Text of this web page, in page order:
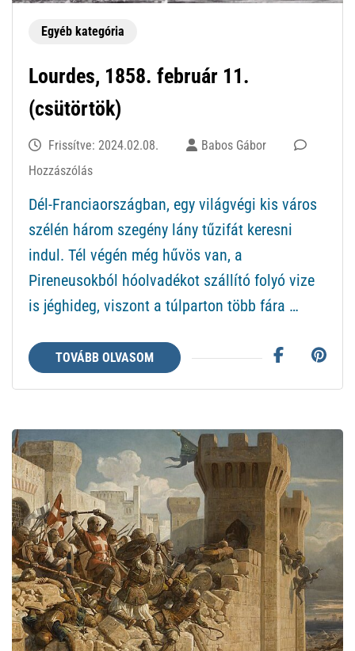
Egyéb kategória
Lourdes, 1858. február 11.
(csütörtök)
Frissítve: 2024.02.08.
Babos Gábor
Hozzászólásekkor:
Lourdes,
február
11.
(csütörtök)
Dél-Franciaországban, egy világvégi kis város
szélén három szegény lány tűzifát keresni
indul. Tél végén még hűvös van, a
Pireneusokból hóolvadékot szállító folyó vize
is jéghideg, viszont a túlparton több fára …
TOVÁBB OLVASOM